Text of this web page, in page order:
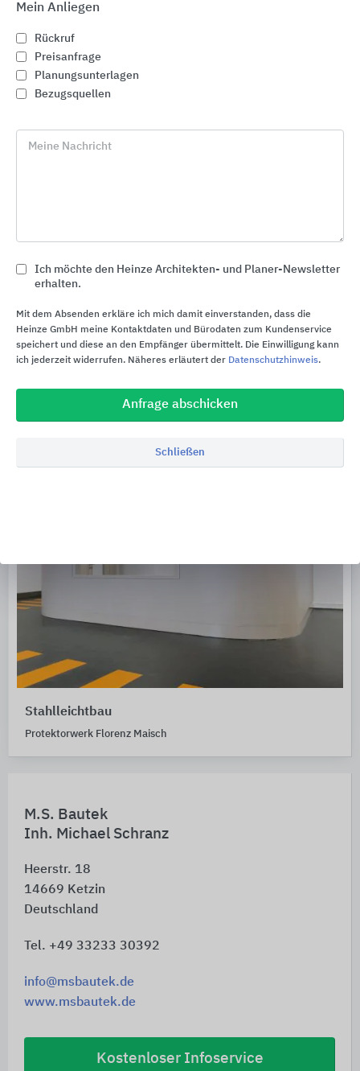
M.S. Bautek
Inh. Michael Schranz
Heerstr. 18
14669 Ketzin
Deutschland
Tel. +49 33233 30392
info@msbautek.de
www.msbautek.de
Kostenloser Infoservice
Stabsysteme und Verankerungen für
Tragkonstruktionen
Leviat
Stahlleichtbau
Protektorwerk Florenz Maisch
Mein Anliegen
Rückruf
Preisanfrage
Planungsunterlagen
Bezugsquellen
Meine Nachricht
Ich möchte den Heinze Architekten- und Planer-Newsletter
erhalten.
Mit dem Absenden erkläre ich mich damit einverstanden, dass die
Heinze GmbH meine Kontaktdaten und Bürodaten zum Kundenservice
speichert und diese an den Empfänger übermittelt. Die Einwilligung kann
ich jederzeit widerrufen. Näheres erläutert der Datenschutzhinweis.
Anfrage abschicken
Schließen